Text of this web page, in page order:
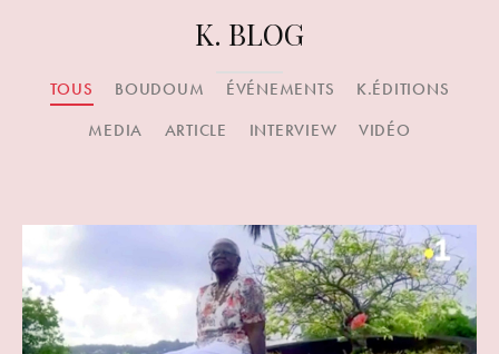
K. BLOG
TOUS BOUDOUM ÉVÉNEMENTS
K.ÉDITIONS
MEDIA
ARTICLE INTERVIEW VIDÉO